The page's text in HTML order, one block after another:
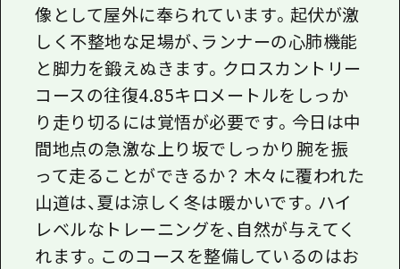
像として屋外に奉られています。起伏が激
しく不整地な足場が、ランナーの心肺機能
と脚力を鍛えぬきます。クロスカントリー
コースの往復4.85キロメートルをしっか
り走り切るには覚悟が必要です。今日は中
間地点の急激な上り坂でしっかり腕を振
って走ることができるか？ 木々に覆われた
山道は、夏は涼しく冬は暖かいです。ハイ
レベルなトレーニングを、自然が与えてく
れます。このコースを整備しているのはお